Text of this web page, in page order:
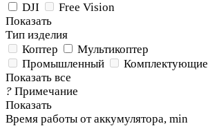
DJI
Free Vision
Показать
Тип изделия
Коптер
Мультикоптер
Промышленный
Комплектующие
Показать все
? Примечание
Показать
Время работы от аккумулятора, min